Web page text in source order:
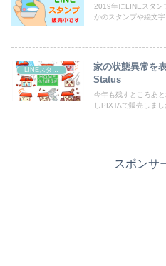
2019年にLINEスタン
かのスタンプや絵文字
家の状態異常を
Status
今年も残すところあ
しPIXTAで販売しまし
スポンサ